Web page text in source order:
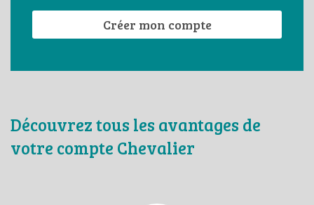
Créer mon compte
Découvrez tous les avantages de
votre compte Chevalier